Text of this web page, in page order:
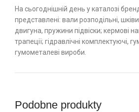
На сьогоднішній день у каталозі
представлені: вали розподільні,
двигуна, пружини підвіски; кермові
трапеції; гідравлічні комплектуючі,
гумометалеві вироби.
Podobne produkty